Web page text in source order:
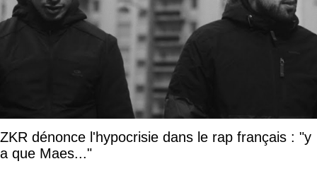
ZKR dénonce l'hypocrisie dans le rap français : "y
a que Maes..."